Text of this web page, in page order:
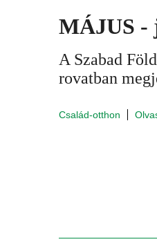
MÁJUS -
A Szabad
rovatban
Család-otthon